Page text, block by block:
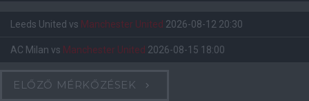
Leeds United vs Manchester United 2026-08-12 20:30
AC Milan vs Manchester United 2026-08-15 18:00
ELŐZŐ MÉRKŐZÉSEK